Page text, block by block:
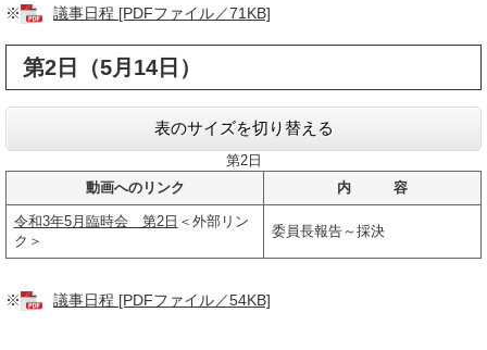
※ 議事日程 [PDFファイル／71KB]
第2日（5月14日）
表のサイズを切り替える
第2日
動画へのリンク
内 容
令和3年5月臨時会 第2日 ＜外部リン
ク＞
委員長報告～採決
※ 議事日程 [PDFファイル／54KB]